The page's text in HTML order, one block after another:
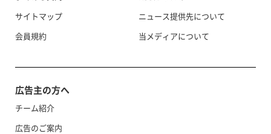
サイトマップ
会員規約
ニュース提供先について
当メディアについて
広告主の方へ
チーム紹介
広告のご案内